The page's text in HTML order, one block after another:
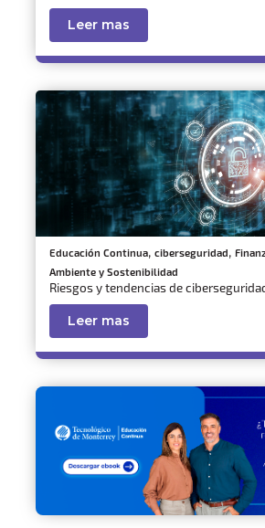
Leer mas
Educación Continua, ciberseguridad,
Ambiente y Sostenibilidad
Riesgos y tendencias de
Leer mas